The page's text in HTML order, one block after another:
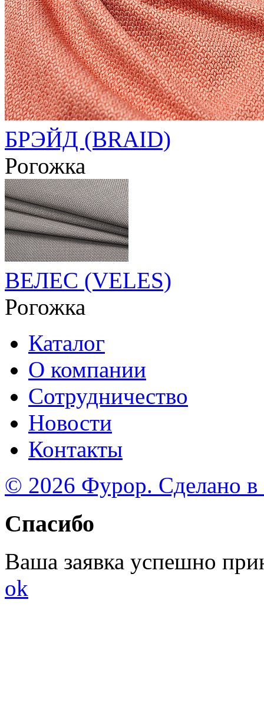
БРЭЙД (BRAID)
Рогожка
ВЕЛЕС (VELES)
Рогожка
Каталог
О компании
Сотрудничество
Новости
Контакты
© 2026 Фурор. Сделано в
Спасибо
Ваша заявка успешно
ok